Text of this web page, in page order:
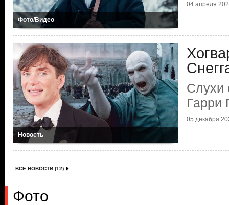
Фото/Видео
04 апреля
Новость
Слухи
Гарри
05 декабря
ВСЕ НОВОСТИ (12)
Фото